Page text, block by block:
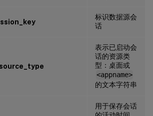
标识数据源会
话
表示已启动会
话的资源类
型：桌面或
<appname>
的文本字符串
用于保存会话